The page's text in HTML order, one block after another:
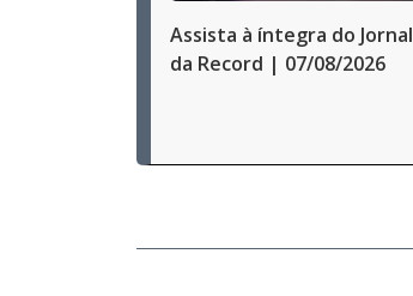
Assista à íntegra do Jornal
da Record | 07/08/2026